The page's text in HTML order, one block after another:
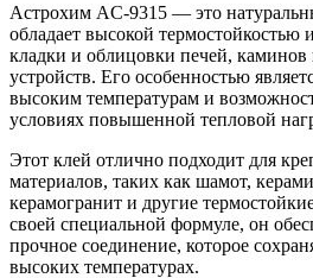
Астрохим AC-9315 — это
обладает высокой термостойкостью
кладки и облицовки печей, каминов
устройств. Его особенностью
высоким температурам и
условиях повышенной тепловой
Этот клей отлично подходит для
материалов, таких как шамот,
керамогранит и другие
своей специальной формуле, он
прочное соединение, которое
высоких температурах.